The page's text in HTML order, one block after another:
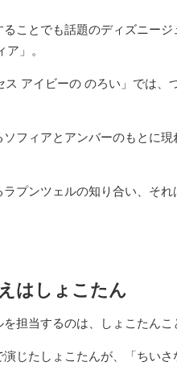
ことでも話題のディズニージ
」。
アイビーの のろい」では、
フィアとアンバーのもとに
プンツェルの知り合い、そ
はしょこたん
担当するのは、しょこたんこ
じたしょこたんが、「ちい